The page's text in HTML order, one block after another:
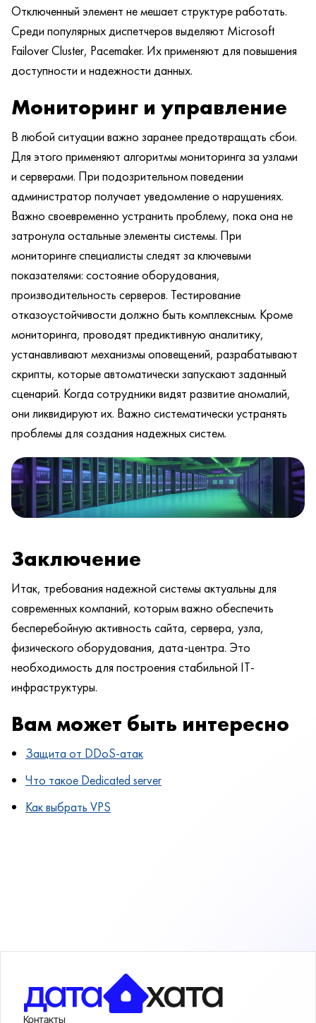
Отключенный элемент не мешает структуре работать.
Среди популярных диспетчеров выделяют Microsoft
Failover Cluster, Pacemaker. Их применяют для повышения
доступности и надежности данных.
Мониторинг и управление
В любой ситуации важно заранее предотвращать сбои.
Для этого применяют алгоритмы мониторинга за узлами
и серверами. При подозрительном поведении
администратор получает уведомление о нарушениях.
Важно своевременно устранить проблему, пока она не
затронула остальные элементы системы. При
мониторинге специалисты следят за ключевыми
показателями: состояние оборудования,
производительность серверов. Тестирование
отказоустойчивости должно быть комплексным. Кроме
мониторинга, проводят предиктивную аналитику,
устанавливают механизмы оповещений, разрабатывают
скрипты, которые автоматически запускают заданный
сценарий. Когда сотрудники видят развитие аномалий,
они ликвидируют их. Важно систематически устранять
проблемы для создания надежных систем.
Заключение
Итак, требования надежной системы актуальны для
современных компаний, которым важно обеспечить
бесперебойную активность сайта, сервера, узла,
физического оборудования, дата-центра. Это
необходимость для построения стабильной IT-
инфраструктуры.
Вам может быть интересно
Защита от DDoS-атак
Что такое Dedicated server
Как выбрать VPS
Контакты